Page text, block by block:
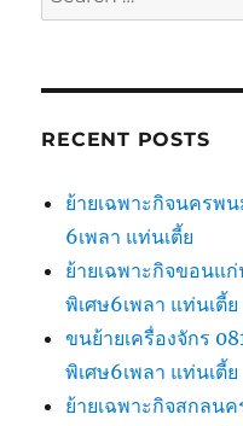
for:
RECENT POSTS
ย้ายเฉพาะกิจนครพ
6เพลา แท่นเตี้ย
ย้ายเฉพาะกิจขอนแ
พิเศษ6เพลา แท่นเตี้ย
ขนย้ายเครื่องจักร
พิเศษ6เพลา แท่นเตี้ย
ย้ายเฉพาะกิจสกลน